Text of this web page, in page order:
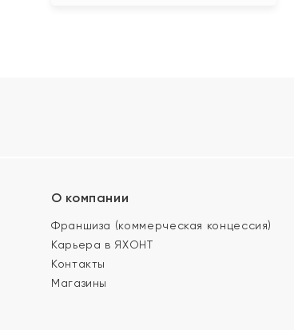
О компании
Франшиза (коммерческая концессия)
Карьера в ЯХОНТ
Контакты
Магазины